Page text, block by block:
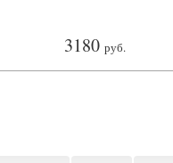
3180 руб.